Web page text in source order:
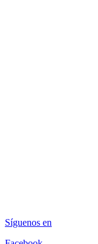
Síguenos en